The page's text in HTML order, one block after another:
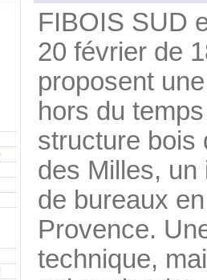
FIBOIS SUD
20 février de
proposent
hors du
structure bois
des Milles, un
de bureaux
Provence.
technique,